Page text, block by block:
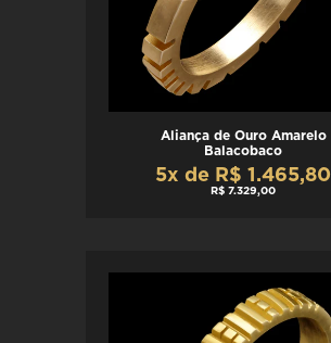
Aliança de Ouro Amarelo
Balacobaco
5x de R$ 1.465,80
R$ 7.329,00